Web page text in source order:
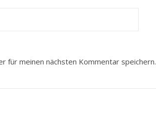
für meinen nächsten Kommentar speichern.